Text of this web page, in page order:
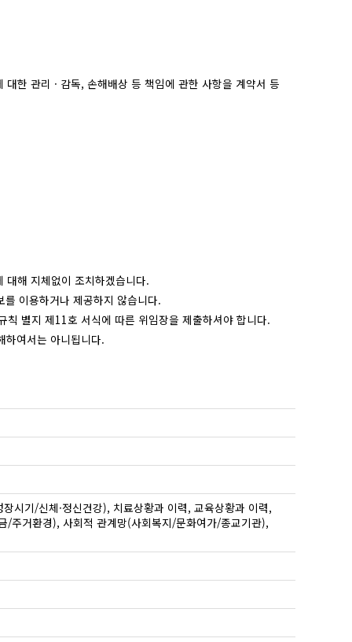
한 관리 · 감독, 손해배상 등 책임에 관한 사항을 계약서 등
해 지체없이 조치하겠습니다.
이용하거나 제공하지 않습니다.
별지 제11호 서식에 따른 위임장을 제출하셔야 합니다.
여서는 아니됩니다.
시기/신체·정신건강), 치료상황과 이력, 교육상황과 이력,
/주거환경), 사회적 관계망(사회복지/문화여가/종교기관),